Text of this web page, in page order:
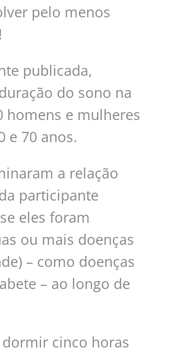
pelo menos
publicada,
do sono na
homens e mulheres
e 70 anos.
a relação
participante
eles foram
ou mais doenças
– como doenças
– ao longo de
cinco horas